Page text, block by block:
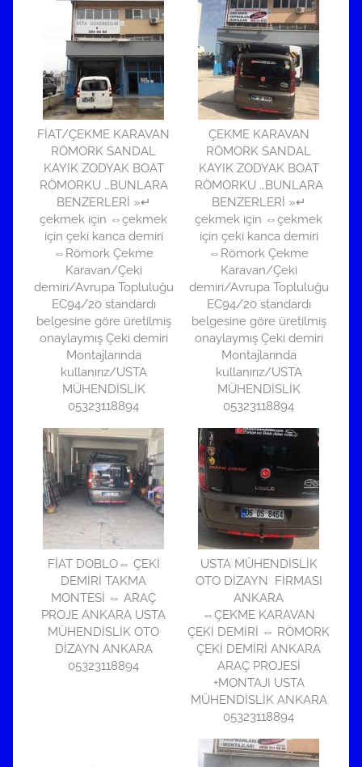
FİAT/ÇEKME KARAVAN
RÖMORK SANDAL
KAYIK ZODYAK BOAT
RÖMORKU …BUNLARA
BENZERLERİ »↵
çekmek için ⇔çekmek
için çeki kanca demiri
⇔Römork Çekme
Karavan/Çeki
demiri/Avrupa Topluluğu
EC94/20 standardı
belgesine göre üretilmiş
onaylaymış Çeki demiri
Montajlarında
kullanırız/USTA
MÜHENDİSLİK
05323118894
ÇEKME KARAVAN
RÖMORK SANDAL
KAYIK ZODYAK BOAT
RÖMORKU …BUNLARA
BENZERLERİ »↵
çekmek için ⇔çekmek
için çeki kanca demiri
⇔Römork Çekme
Karavan/Çeki
demiri/Avrupa Topluluğu
EC94/20 standardı
belgesine göre üretilmiş
onaylaymış Çeki demiri
Montajlarında
kullanırız/USTA
MÜHENDİSLİK
05323118894
FİAT DOBLO⇔ ÇEKİ
DEMİRİ TAKMA
MONTESİ ⇔ ARAÇ
PROJE ANKARA USTA
MÜHENDİSLİK OTO
DİZAYN ANKARA
05323118894
USTA MÜHENDİSLİK
OTO DİZAYN FİRMASI
ANKARA
⇔ÇEKME KARAVAN
ÇEKİ DEMİRİ ⇔ RÖMORK
ÇEKİ DEMİRİ ANKARA
ARAÇ PROJESİ
+MONTAJI USTA
MÜHENDİSLİK ANKARA
05323118894